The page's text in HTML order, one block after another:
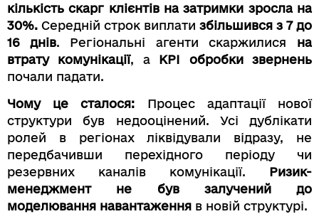
кількість скарг клієнтів на затримки зросла на
30%. Середній строк виплати збільшився з 7 до
16 днів. Регіональні агенти скаржилися на
втрату комунікації, а KPI обробки звернень
почали падати.
Чому це сталося: Процес адаптації нової
структури був недооцінений. Усі дублікати
ролей в регіонах ліквідували відразу, не
передбачивши перехідного періоду чи
резервних каналів комунікації.
Ризик-
менеджмент не був залучений до
моделювання навантаження в новій структурі.